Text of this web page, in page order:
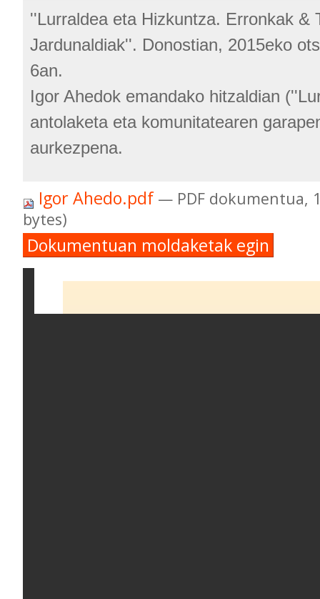
''Lurraldea eta Hizkuntza. Erronkak &
Jardunaldiak''. Donostian, 2015eko
6an.
Igor Ahedok emandako hitzaldian
antolaketa eta komunitatearen
aurkezpena.
Igor Ahedo.pdf — PDF dokumentua,
bytes)
Dokumentuan moldaketak egin